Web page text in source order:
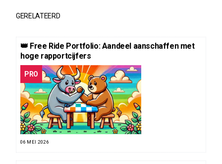
GERELATEERD
👑 Free Ride Portfolio: Aandeel aanschaffen met
hoge rapportcijfers
PRO
06 MEI 2026